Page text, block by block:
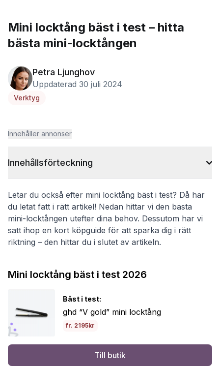
Mini locktång bäst i test – hitta
bästa mini-locktången
Petra Ljunghov
Uppdaterad 30 juli 2024
Verktyg
Innehåller annonser
Innehållsförteckning
Letar du också efter mini locktång bäst i test? Då har
du letat fatt i rätt artikel! Nedan hittar vi den bästa
mini-locktången utefter dina behov. Dessutom har vi
satt ihop en kort köpguide för att sparka dig i rätt
riktning – den hittar du i slutet av artikeln.
Mini locktång bäst i test 2026
Bäst i test:
ghd “V gold” mini locktång
fr. 2195kr
Till butik